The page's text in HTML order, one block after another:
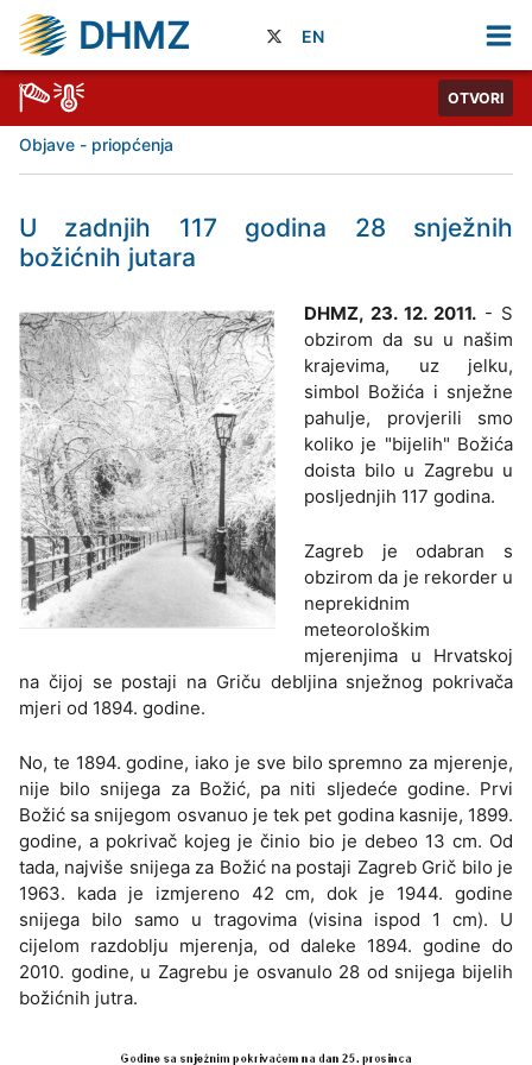
DHMZ EN
OTVORI
Objave - priopćenja
U zadnjih 117 godina 28 snježnih
božićnih jutara
DHMZ, 23. 12. 2011. - S
obzirom da su u našim
krajevima, uz jelku,
simbol Božića i snježne
pahulje, provjerili smo
koliko je "bijelih" Božića
doista bilo u Zagrebu u
posljednjih 117 godina.
Zagreb je odabran s
obzirom da je rekorder u
neprekidnim
meteorološkim
mjerenjima u Hrvatskoj
na čijoj se postaji na Griču debljina snježnog pokrivača
mjeri od 1894. godine.
No, te 1894. godine, iako je sve bilo spremno za mjerenje,
nije bilo snijega za Božić, pa niti sljedeće godine. Prvi
Božić sa snijegom osvanuo je tek pet godina kasnije, 1899.
godine, a pokrivač kojeg je činio bio je debeo 13 cm. Od
tada, najviše snijega za Božić na postaji Zagreb Grič bilo je
1963. kada je izmjereno 42 cm, dok je 1944. godine
snijega bilo samo u tragovima (visina ispod 1 cm). U
cijelom razdoblju mjerenja, od daleke 1894. godine do
2010. godine, u Zagrebu je osvanulo 28 od snijega bijelih
božićnih jutra.